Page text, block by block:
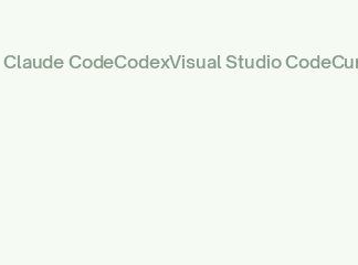
Claude CodeCodexVisual Studio Code